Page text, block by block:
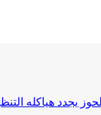
يجدد هياكله